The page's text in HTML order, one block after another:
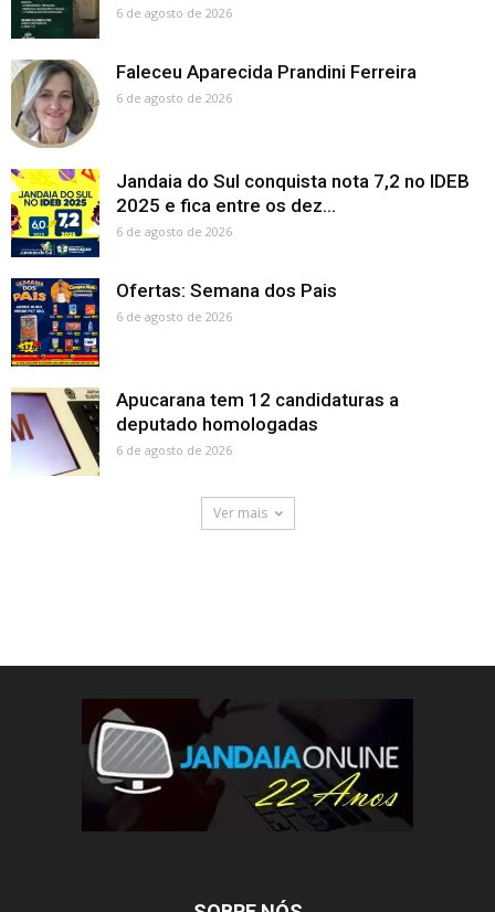
6 de agosto de 2026
Faleceu Aparecida Prandini Ferreira
6 de agosto de 2026
Jandaia do Sul conquista nota 7,2 no IDEB
2025 e fica entre os dez...
6 de agosto de 2026
Ofertas: Semana dos Pais
6 de agosto de 2026
Apucarana tem 12 candidaturas a
deputado homologadas
6 de agosto de 2026
Ver mais